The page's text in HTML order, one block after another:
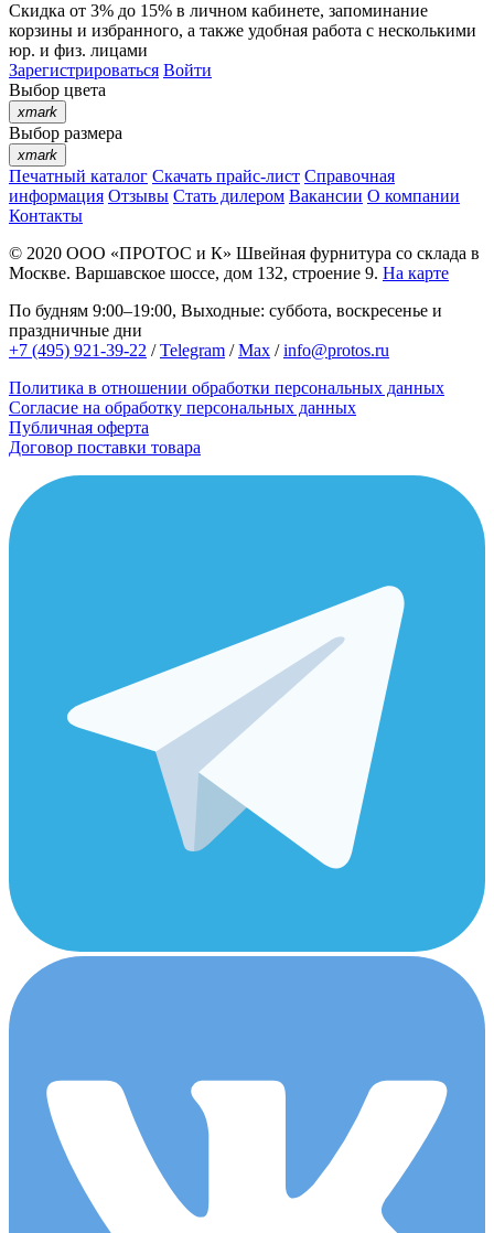
Скидка от 3% до 15% в личном кабинете, запоминание
корзины и избранного, а также удобная работа с несколькими
юр. и физ. лицами
Зарегистрироваться Войти
Выбор цвета
xmark
Выбор размера
xmark
Печатный каталог Скачать прайс-лист Справочная
информация Отзывы Стать дилером Вакансии О компании
Контакты
© 2020 ООО «ПРОТОС и К» Швейная фурнитура со склада в
Москве. Варшавское шоссе, дом 132, строение 9. На карте
По будням 9:00–19:00, Выходные: суббота, воскресенье и
праздничные дни
+7 (495) 921-39-22 /Telegram /Max /info@protos.ru
Политика в отношении обработки персональных данных
Согласие на обработку персональных данных
Публичная оферта
Договор поставки товара